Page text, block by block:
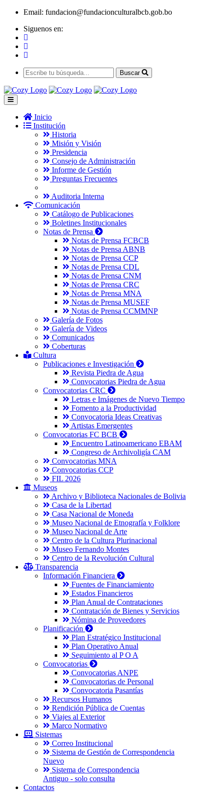
Email: fundacion@fundacionculturalbcb.gob.bo
Siguenos en:
Buscar
Inicio
Institución
Historia
Misión y Visión
Presidencia
Consejo de Administración
Informe de Gestión
Preguntas Frecuentes
Auditoria Interna
Comunicación
Catálogo de Publicaciones
Boletines Institucionales
Notas de Prensa
Notas de Prensa FCBCB
Notas de Prensa ABNB
Notas de Prensa CCP
Notas de Prensa CDL
Notas de Prensa CNM
Notas de Prensa CRC
Notas de Prensa MNA
Notas de Prensa MUSEF
Notas de Prensa CCMMNP
Galería de Fotos
Galería de Videos
Comunicados
Coberturas
Cultura
Publicaciones e Investigación
Revista Piedra de Agua
Convocatorias Piedra de Agua
Convocatorias CRC
Letras e Imágenes de Nuevo Tiempo
Fomento a la Productividad
Convocatoria Ideas Creativas
Artistas Emergentes
Convocatorias FC BCB
Encuentro Latinoamericano EBAM
Congreso de Archivoligía CAM
Convocatorias MNA
Convocatorias CCP
FIL 2026
Museos
Archivo y Biblioteca Nacionales de Bolivia
Casa de la Libertad
Casa Nacional de Moneda
Museo Nacional de Etnografía y Folklore
Museo Nacional de Arte
Centro de la Cultura Plurinacional
Museo Fernando Montes
Centro de la Revolución Cultural
Transparencia
Información Financiera
Fuentes de Financiamiento
Estados Financieros
Plan Anual de Contrataciones
Contratación de Bienes y Servicios
Nómina de Proveedores
Planificación
Plan Estratégico Institucional
Plan Operativo Anual
Seguimiento al P O A
Convocatorias
Convocatorias ANPE
Convocatorias de Personal
Convocatoria Pasantías
Recursos Humanos
Rendición Pública de Cuentas
Viajes al Exterior
Marco Normativo
Sistemas
Correo Institucional
Sistema de Gestión de Correspondencia
Nuevo
Sistema de Correspondencia
Antiguo - solo consulta
Contactos